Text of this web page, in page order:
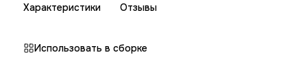
Характеристики Отзывы
Использовать в сборке